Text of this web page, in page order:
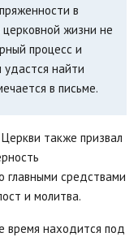
в
жизни не
процесс и
найти
в письме.
также призвал
главными средствами
и молитва.
время находится под